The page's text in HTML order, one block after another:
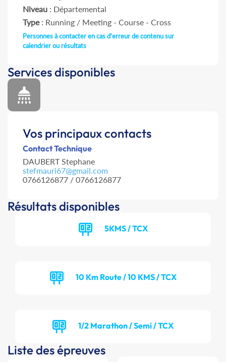
Niveau : Départemental
Type: Running / Meeting - Course - Cross
Personnes à contacter en cas d'erreur de contenu sur
calendrier ou résultats
Services disponibles
Vos principaux contacts
Contact Technique
DAUBERT Stephane
stefmauri67@gmail.com
0766126877 / 0766126877
Résultats disponibles
5KMS / TCX
10 Km Route / 10 KMS / TCX
1/2 Marathon / Semi / TCX
Liste des épreuves